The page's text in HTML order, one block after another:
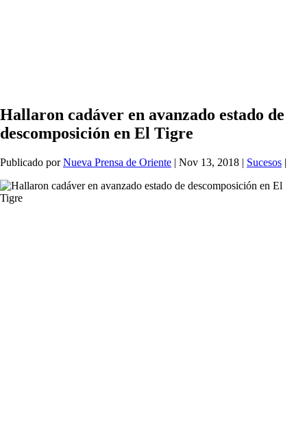
Hallaron cadáver en avanzado estado de
descomposición en El Tigre
Publicado porNueva Prensa de Oriente | Nov 13, 2018 | Sucesos |